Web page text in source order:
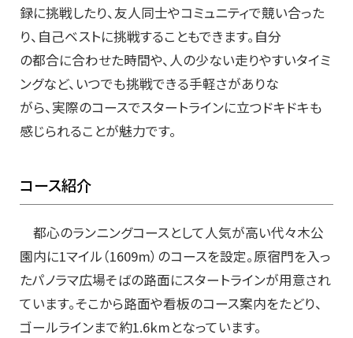
録に挑戦したり、友人同士やコミュニティで競い合った
り、自己ベストに挑戦することもできます。自分
の都合に合わせた時間や、人の少ない走りやすいタイミ
ングなど、いつでも挑戦できる手軽さがありな
がら、実際のコースでスタートラインに立つドキドキも
感じられることが魅力です。
コース紹介
都心のランニングコースとして人気が高い代々木公
園内に1マイル（1609m）のコースを設定。原宿門を入っ
たパノラマ広場そばの路面にスタートラインが用意され
ています。そこから路面や看板のコース案内をたどり、
ゴールラインまで約1.6kmとなっています。